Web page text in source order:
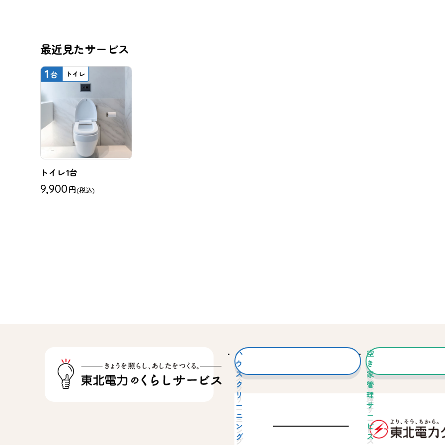
最近見たサービス
トイレ1台
9,900円(税込)
ハ
ウ
ス
ク
リ
ー
ニ
ン
グ
空
き
家
管
理
サ
ー
ビ
ス